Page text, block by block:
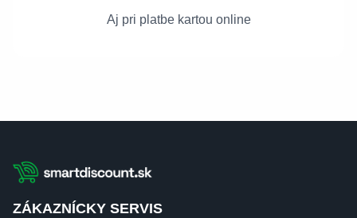
Aj pri platbe kartou online
ZÁKAZNÍCKY SERVIS